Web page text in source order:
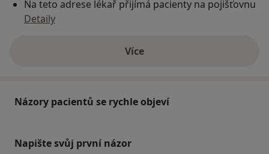
Na teto adrese lékař přijímá pacienty na pojišťovnu
Detaily
Víceo adrese
Názory pacientů se rychle objeví
Napište svůj první názor